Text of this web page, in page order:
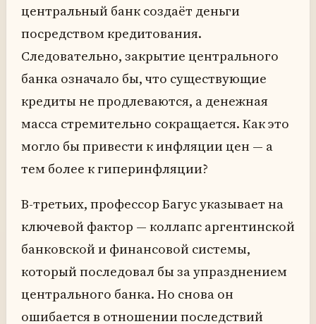
центральный банк создаёт деньги
посредством кредитования.
Следовательно, закрытие центрального
банка означало бы, что существующие
кредиты не продлеваются, а денежная
масса стремительно сокращается. Как это
могло бы привести к инфляции цен — а
тем более к гиперинфляции?
В-третьих, профессор Багус указывает на
ключевой фактор — коллапс аргентинской
банковской и финансовой системы,
который последовал бы за упразднением
центрального банка. Но снова он
ошибается в отношении последствий